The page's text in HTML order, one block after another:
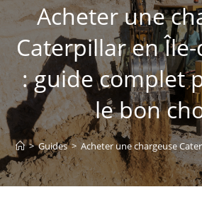
Acheter une
Caterpillar en
: guide complet
le bon
> Guides > Acheter une chargeuse